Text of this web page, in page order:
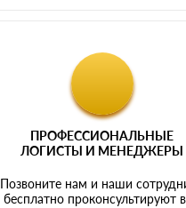
ПРОФЕССИОНАЛЬНЫЕ
ЛОГИСТЫ И МЕНЕДЖЕРЫ
Позвоните нам и наши
бесплатно проконсультируют